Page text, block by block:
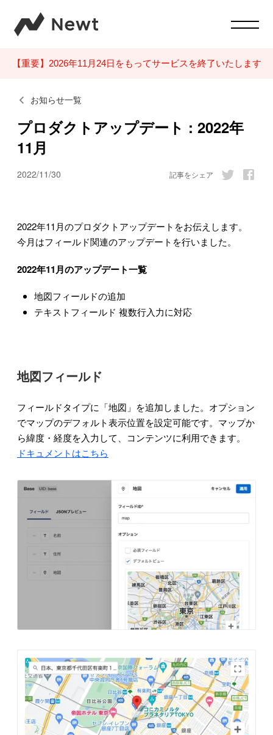
【重要】2026年11月24日をもってサービスを終了いたします
お知らせ一覧
プロダクトアップデート : 2022年
11月
2022/11/30 記事をシェア
2022年11月のプロダクトアップデートをお伝えします。
今月はフィールド関連のアップデートを行いました。
2022年11月のアップデート一覧
地図フィールドの追加
テキストフィールド 複数行入力に対応
地図フィールド
フィールドタイプに「地図」を追加しました。オプション
でマップのデフォルト表示位置を設定可能です。マップか
ら緯度・経度を入力して、コンテンツに利用できます。
ドキュメントはこちら